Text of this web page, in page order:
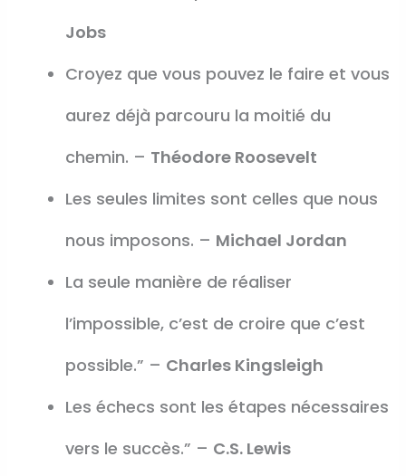
Jobs
Croyez que vous pouvez le faire et vous
aurez déjà parcouru la moitié du
chemin. – Théodore Roosevelt
Les seules limites sont celles que nous
nous imposons. – Michael Jordan
La seule manière de réaliser
l’impossible, c’est de croire que c’est
possible.” – Charles Kingsleigh
Les échecs sont les étapes nécessaires
vers le succès.” – C.S. Lewis